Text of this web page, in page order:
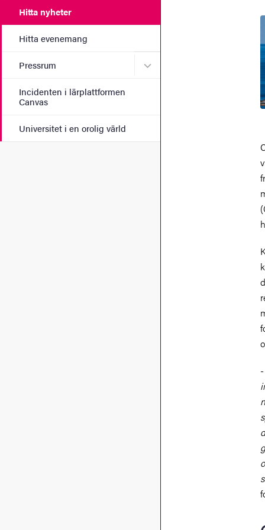
Hitta nyheter
Hitta evenemang
Pressrum Undermeny för Pressrum
Incidenten i lärplattformen
Canvas
Universitet i en orolig värld
-